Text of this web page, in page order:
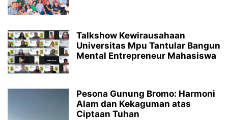
Talkshow Kewirausahaan
Universitas Mpu Tantular Bangun
Mental Entrepreneur Mahasiswa
Pesona Gunung Bromo: Harmoni
Alam dan Kekaguman atas
Ciptaan Tuhan